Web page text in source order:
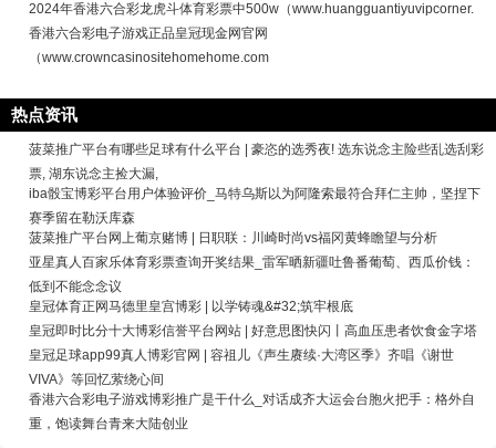
2024年香港六合彩龙虎斗体育彩票中500w（www.huangguantiyuvipcorner.
香港六合彩电子游戏正品皇冠现金网官网
（www.crowncasinositehomehome.com
热点资讯
菠菜推广平台有哪些足球有什么平台 | 豪恣的选秀夜! 选东说念主险些乱选刮彩
票, 湖东说念主捡大漏,
iba骰宝博彩平台用户体验评价_马特乌斯以为阿隆索最符合拜仁主帅，坚捏下
赛季留在勒沃库森
菠菜推广平台网上葡京赌博 | 日职联：川崎时尚vs福冈黄蜂瞻望与分析
亚星真人百家乐体育彩票查询开奖结果_雷军晒新疆吐鲁番葡萄、西瓜价钱：
低到不能念念议
皇冠体育正网马德里皇宫博彩 | 以学铸魂&#32;筑牢根底
皇冠即时比分十大博彩信誉平台网站 | 好意思图快闪丨高血压患者饮食金字塔
皇冠足球app99真人博彩官网 | 容祖儿《声生赓续·大湾区季》齐唱《谢世
VIVA》等回忆萦绕心间
香港六合彩电子游戏博彩推广是干什么_对话成齐大运会台胞火把手：格外自
重，饱读舞台青来大陆创业